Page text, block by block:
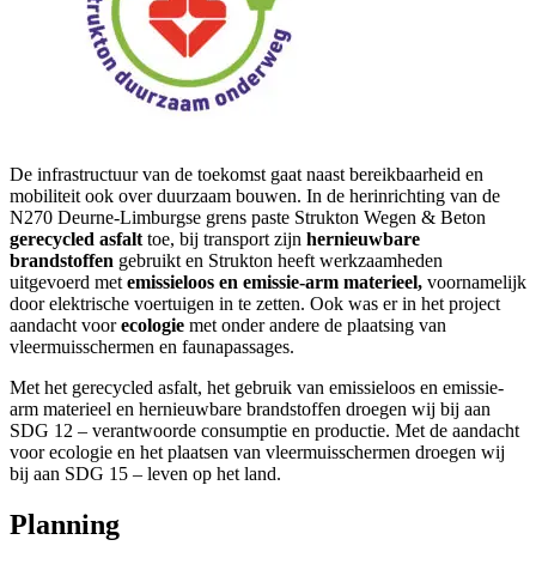
De infrastructuur van de toekomst gaat naast bereikbaarheid en
mobiliteit ook over duurzaam bouwen. In de herinrichting van de
N270 Deurne-Limburgse grens paste Strukton Wegen & Beton
gerecycled asfalt toe, bij transport zijn hernieuwbare
brandstoffen gebruikt en Strukton heeft werkzaamheden
uitgevoerd met emissieloos en emissie-arm materieel, voornamelijk
door elektrische voertuigen in te zetten. Ook was er in het project
aandacht voorecologie met onder andere de plaatsing van
vleermuisschermen en faunapassages.
Met het gerecycled asfalt, het gebruik van emissieloos en emissie-
arm materieel en hernieuwbare brandstoffen droegen wij bij aan
SDG 12 – verantwoorde consumptie en productie. Met de aandacht
voor ecologie en het plaatsen van vleermuisschermen droegen wij
bij aan SDG 15 – leven op het land.
Planning